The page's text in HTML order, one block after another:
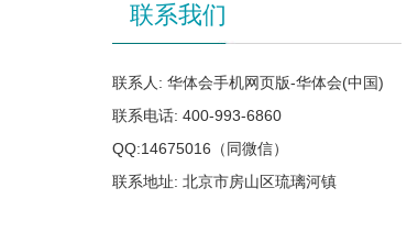
联系我们
联系人: 华体会手机网页版-华体会(中国)
联系电话: 400-993-6860
QQ:14675016（同微信）
联系地址: 北京市房山区琉璃河镇